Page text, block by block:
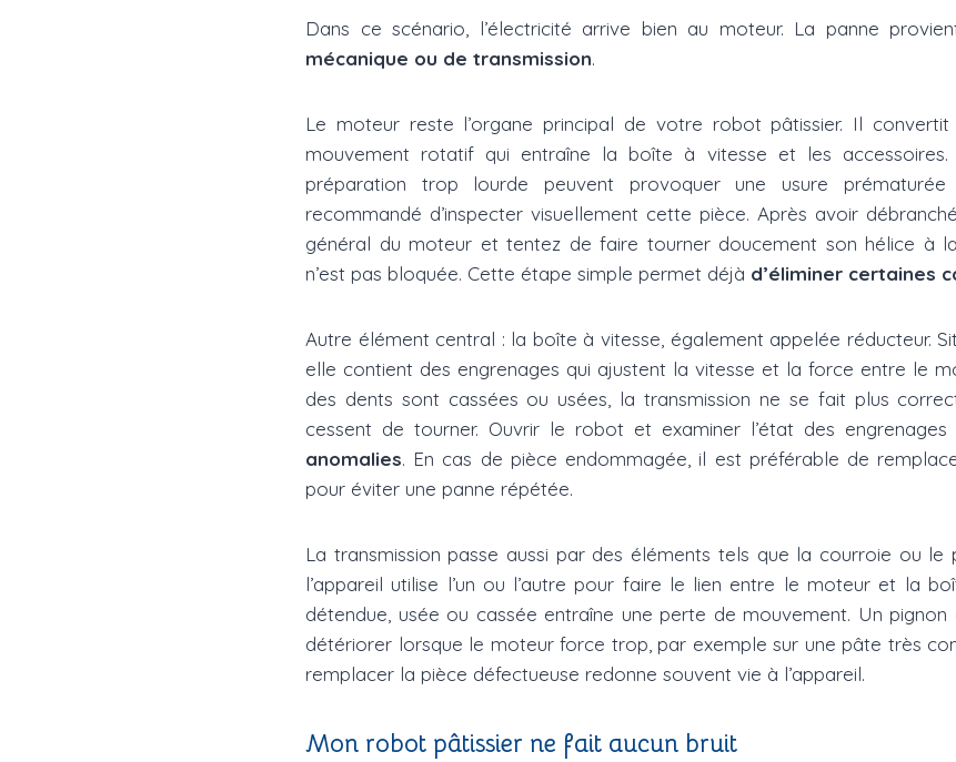
Dans ce scénario, l’électricité arrive bien au moteur. La panne
mécanique ou de transmission.
Le moteur reste l’organe principal de votre robot pâtissier. Il convertit
mouvement rotatif qui entraîne la boîte à vitesse et les accessoires.
préparation trop lourde peuvent provoquer une usure
recommandé d’inspecter visuellement cette pièce. Après avoir
général du moteur et tentez de faire tourner doucement son hélice à
n’est pas bloquée. Cette étape simple permet déjà d’éliminer certaines
Autre élément central : la boîte à vitesse, également appelée réducteur.
elle contient des engrenages qui ajustent la vitesse et la force entre le
des dents sont cassées ou usées, la transmission ne se fait plus
cessent de tourner. Ouvrir le robot et examiner l’état des
anomalies. En cas de pièce endommagée, il est préférable de
pour éviter une panne répétée.
La transmission passe aussi par des éléments tels que la courroie ou le
l’appareil utilise l’un ou l’autre pour faire le lien entre le moteur et la
détendue, usée ou cassée entraîne une perte de mouvement. Un
détériorer lorsque le moteur force trop, par exemple sur une pâte très
remplacer la pièce défectueuse redonne souvent vie à l’appareil.
Mon robot pâtissier ne fait aucun bruit